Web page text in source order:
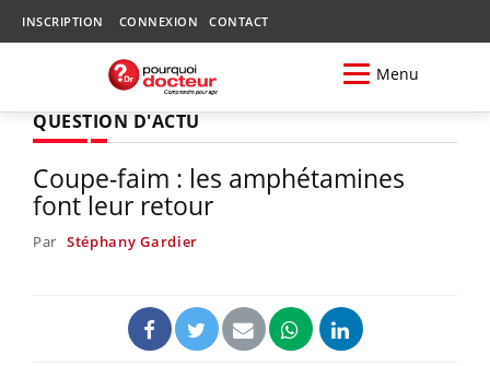
INSCRIPTION CONNEXION CONTACT
Menu
QUESTION D'ACTU
Coupe-faim : les amphétamines
font leur retour
Par Stéphany Gardier